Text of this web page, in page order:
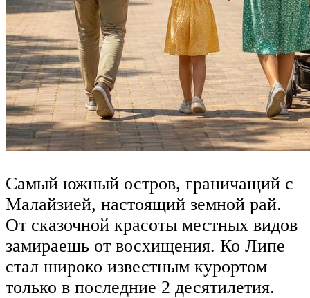
Самый южный остров, граничащий с
Малайзией, настоящий земной рай.
От сказочной красоты местных видов
замираешь от восхищения. Ко Липе
стал широко известным курортом
только в последние 2 десятилетия.